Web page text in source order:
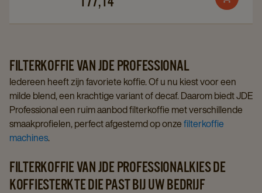
page
Add
to
FILTERKOFFIE VAN JDE PROFESSIONAL
Iedereen heeft zijn favoriete koffie. Of u nu kiest voor een
milde blend, een krachtige variant of decaf. Daarom biedt JDE
Professional een ruim aanbod filterkoffie met verschillende
smaakprofielen, perfect afgestemd op onzefilterkoffie
machines.
FILTERKOFFIE VAN JDE PROFESSIONALKIES DE
KOFFIESTERKTE DIE PAST BIJ UW BEDRIJF